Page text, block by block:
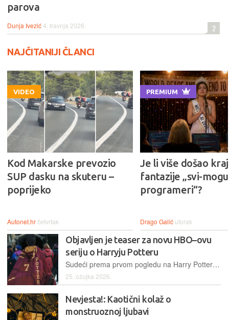
parova
Dunja Ivezić4. travnja 2026. 2
NAJČITANIJI ČLANCI
VIDEO
Kod Makarske prevozio
SUP dasku na skuteru –
poprijeko
Autonet.hrčetvrtak
PREMIUM
Je li više došao kraj
fantazije „svi-
programeri“?
Drago Galić utorak
Objavljen je teaser za novu HBO–ovu
seriju o Harryju Potteru
Sudeći prema prvom pogledu na Harry Potter seriju, povratak u Hogwarts ipak ne bi trebao razočarati
25. ožujka 2026.
Nevjesta!: Kaotični kolaž o
monstruoznoj ljubavi